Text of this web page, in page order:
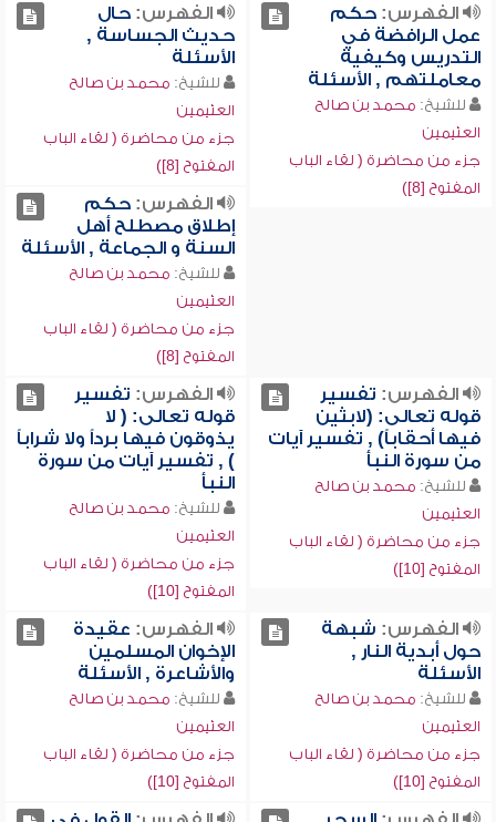
الفهرس:حكم
عمل الرافضة في
التدريس وكيفية
معاملتهم , الأسئلة
للشيخ: محمد بن صالح
العثيمين
جزء من محاضرة ( لقاء الباب
المفتوح [8])
الفهرس:حال
حديث الجساسة ,
الأسئلة
للشيخ: محمد بن صالح
العثيمين
جزء من محاضرة ( لقاء الباب
المفتوح [8])
الفهرس:حكم
إطلاق مصطلح أهل
السنة و الجماعة , الأسئلة
للشيخ: محمد بن صالح
العثيمين
جزء من محاضرة ( لقاء الباب
المفتوح [8])
الفهرس: تفسير
قوله تعالى: (لابثين
فيها أحقاباً) , تفسير آيات
من سورة النبأ
للشيخ: محمد بن صالح
العثيمين
جزء من محاضرة ( لقاء الباب
المفتوح [10])
الفهرس: تفسير
قوله تعالى: ( لا
يذوقون فيها برداً ولا شراباً
) , تفسير آيات من سورة
النبأ
للشيخ: محمد بن صالح
العثيمين
جزء من محاضرة ( لقاء الباب
المفتوح [10])
الفهرس: شبهة
حول أبدية النار ,
الأسئلة
للشيخ: محمد بن صالح
العثيمين
جزء من محاضرة ( لقاء الباب
المفتوح [10])
الفهرس: عقيدة
الإخوان المسلمين
والأشاعرة , الأسئلة
للشيخ: محمد بن صالح
العثيمين
جزء من محاضرة ( لقاء الباب
المفتوح [10])